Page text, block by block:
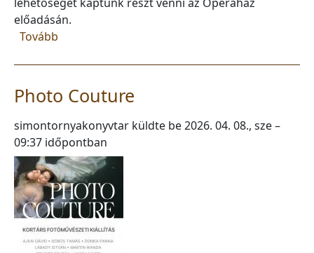
előadásán.
Tovább
Photo Couture
simontornyakonyvtar küldte be2026. 04. 08., sze –
09:37 időpontban